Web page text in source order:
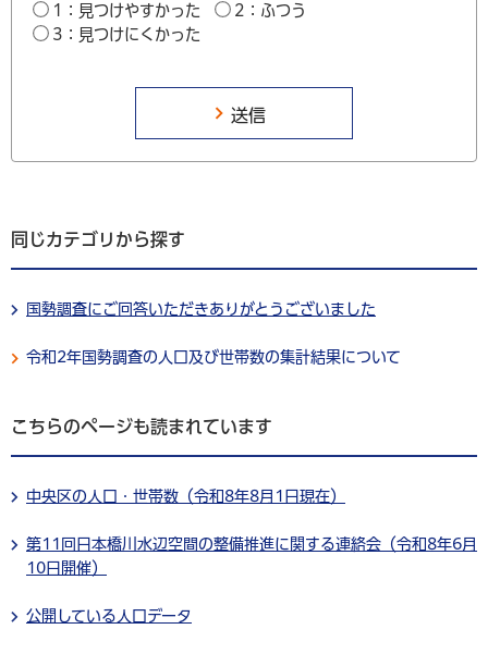
1：見つけやすかった
2：ふつう
3：見つけにくかった
同じカテゴリから探す
国勢調査にご回答いただきありがとうございました
令和2年国勢調査の人口及び世帯数の集計結果について
こちらのページも読まれています
中央区の人口・世帯数（令和8年8月1日現在）
第11回日本橋川水辺空間の整備推進に関する連絡会（令和8年6月
10日開催）
公開している人口データ